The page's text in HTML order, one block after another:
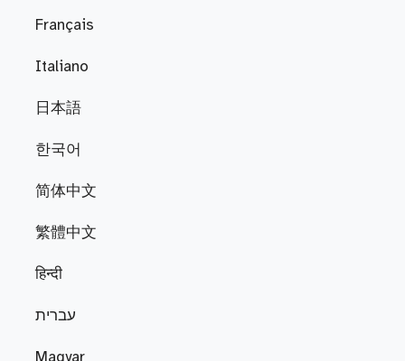
Français
Italiano
日本語
한국어
简体中文
繁體中文
हिन्दी
עברית
Magyar